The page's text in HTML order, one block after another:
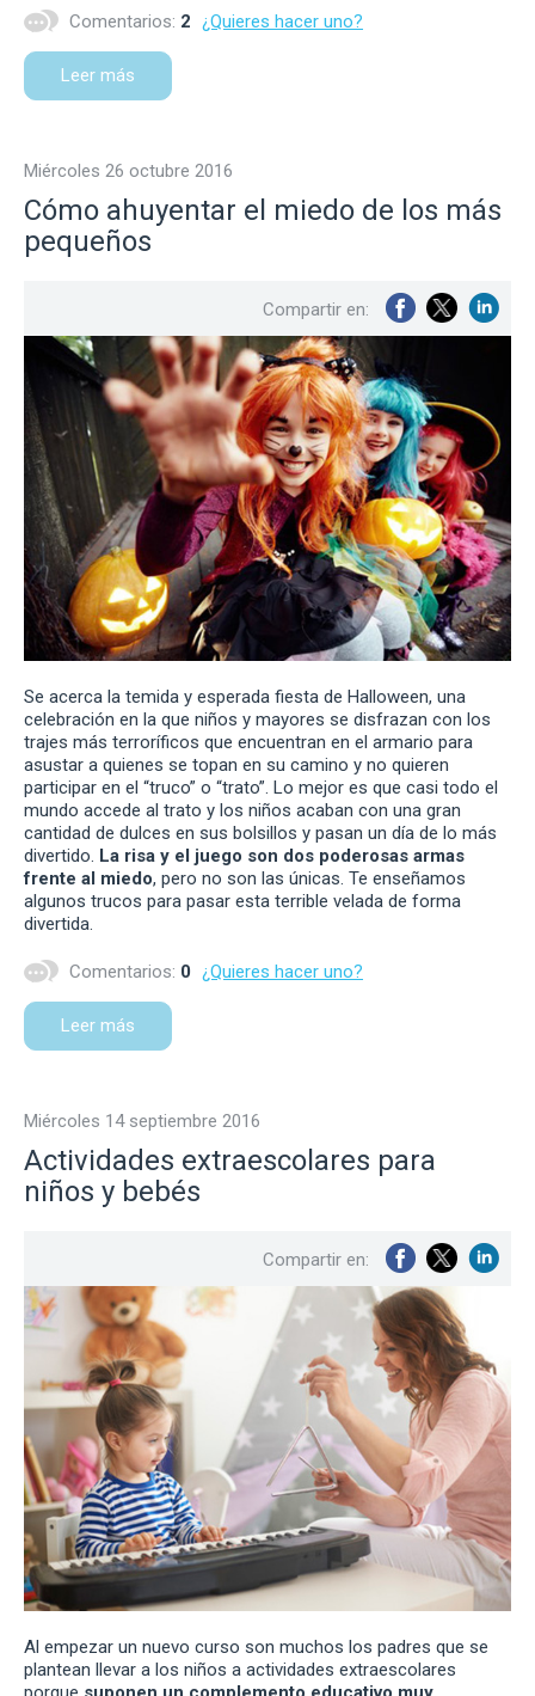
Comentarios: 2 ¿Quieres hacer uno?
Leer más
miércoles 26 octubre 2016
Cómo ahuyentar el miedo de los más
pequeños
Compartir en:
Se acerca la temida y esperada fiesta de Halloween, una
celebración en la que niños y mayores se disfrazan con los
trajes más terroríficos que encuentran en el armario para
asustar a quienes se topan en su camino y no quieren
participar en el “truco” o “trato”. Lo mejor es que casi todo el
mundo accede al trato y los niños acaban con una gran
cantidad de dulces en sus bolsillos y pasan un día de lo más
divertido. La risa y el juego son dos poderosas armas
frente al miedo, pero no son las únicas. Te enseñamos
algunos trucos para pasar esta terrible velada de forma
divertida.
Comentarios: 0 ¿Quieres hacer uno?
Leer más
miércoles 14 septiembre 2016
Actividades extraescolares para
niños y bebés
Compartir en:
Al empezar un nuevo curso son muchos los padres que se
plantean llevar a los niños a actividades extraescolares